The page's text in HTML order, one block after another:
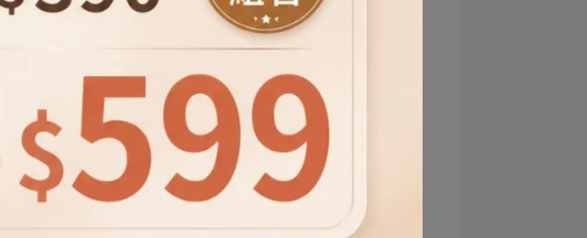
高級感穿搭
百搭休閒風
氣質女裝
夏日必備單品
慵懶風
修身
文青穿搭